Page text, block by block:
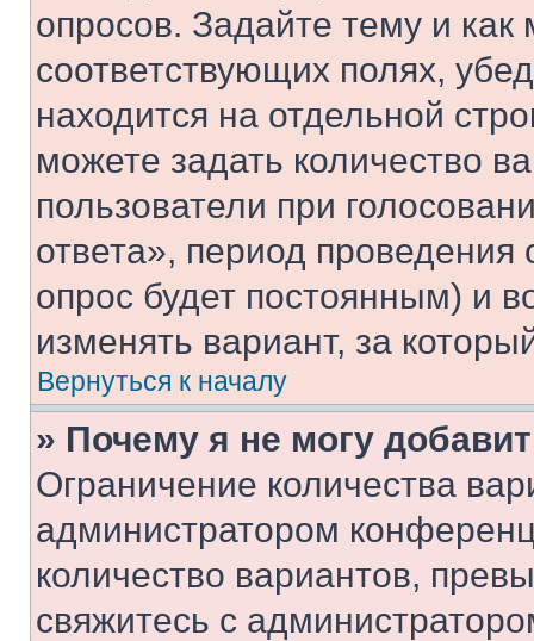
опросов. Задайте тему и
соответствующих полях,
находится на отдельной
можете задать количество
пользователи при
ответа», период проведения
опрос будет постоянным) и
изменять вариант, за
Вернуться к началу
» Почему я не могу
Ограничение количества
администратором
количество вариантов,
свяжитесь с